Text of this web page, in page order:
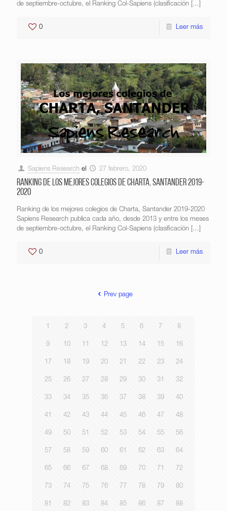
de septiembre-octubre, el Ranking Col-Sapiens (clasificación […]
0 Leer más
Sapiens Research el 27 febrero, 2020
Ranking de los mejores colegios de Charta, Santander 2019-
2020
Ranking de los mejores colegios de Charta, Santander 2019-2020
Sapiens Research publica cada año, desde 2013 y entre los meses
de septiembre-octubre, el Ranking Col-Sapiens (clasificación […]
0 Leer más
Prev page
1 2 3 4 5 6 7 8
9 10 11 12 13 14 15 16
17 18 19 20 21 22 23 24
25 26 27 28 29 30 31 32
33 34 35 36 37 38 39 40
41 42 43 44 45 46 47 48
49 50 51 52 53 54 55 56
57 58 59 60 61 62 63 64
65 66 67 68 69 70 71 72
73 74 75 76 77 78 79 80
81 82 83 84 85 86 87 88